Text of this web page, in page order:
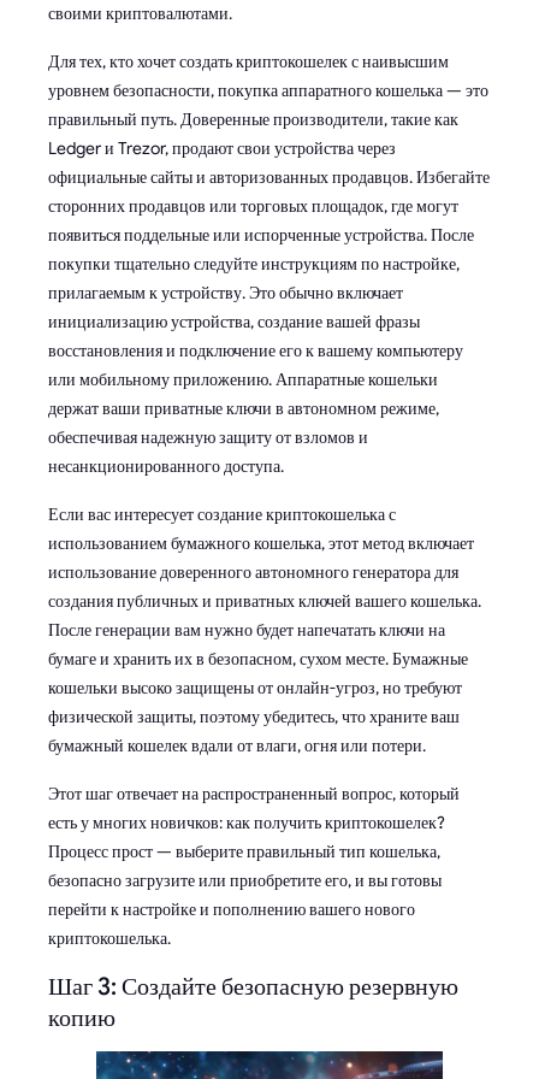
своими криптовалютами.
Для тех, кто хочет создать криптокошелек с наивысшим
уровнем безопасности, покупка аппаратного кошелька — это
правильный путь. Доверенные производители, такие как
Ledger и Trezor, продают свои устройства через
официальные сайты и авторизованных продавцов. Избегайте
сторонних продавцов или торговых площадок, где могут
появиться поддельные или испорченные устройства. После
покупки тщательно следуйте инструкциям по настройке,
прилагаемым к устройству. Это обычно включает
инициализацию устройства, создание вашей фразы
восстановления и подключение его к вашему компьютеру
или мобильному приложению. Аппаратные кошельки
держат ваши приватные ключи в автономном режиме,
обеспечивая надежную защиту от взломов и
несанкционированного доступа.
Если вас интересует создание криптокошелька с
использованием бумажного кошелька, этот метод включает
использование доверенного автономного генератора для
создания публичных и приватных ключей вашего кошелька.
После генерации вам нужно будет напечатать ключи на
бумаге и хранить их в безопасном, сухом месте. Бумажные
кошельки высоко защищены от онлайн-угроз, но требуют
физической защиты, поэтому убедитесь, что храните ваш
бумажный кошелек вдали от влаги, огня или потери.
Этот шаг отвечает на распространенный вопрос, который
есть у многих новичков: как получить криптокошелек?
Процесс прост — выберите правильный тип кошелька,
безопасно загрузите или приобретите его, и вы готовы
перейти к настройке и пополнению вашего нового
криптокошелька.
Шаг 3: Создайте безопасную резервную
копию